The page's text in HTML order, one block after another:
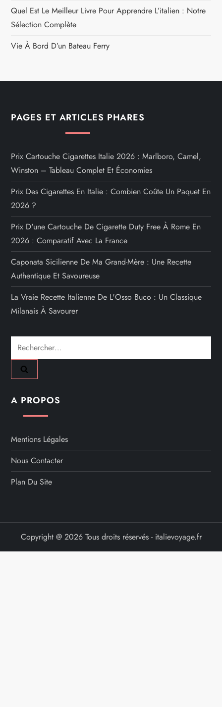
Quel Est Le Meilleur Livre Pour Apprendre L’italien : Notre
Sélection Complète
Vie À Bord D’un Bateau Ferry
PAGES ET ARTICLES PHARES
Prix Cartouche Cigarettes Italie 2026 : Marlboro, Camel,
Winston – Tableau Complet Et Économies
Prix Des Cigarettes En Italie : Combien Coûte Un Paquet En
2026 ?
Prix D'une Cartouche De Cigarette Duty Free À Rome En
2026 : Comparatif Avec La France
Caponata Sicilienne De Ma Grand-Mère : Une Recette
Authentique Et Savoureuse
La Vraie Recette Italienne De L'Osso Buco : Un Classique
Milanais À Savourer
Rechercher :
A PROPOS
Mentions Légales
Nous Contacter
Plan Du Site
Copyright @ 2026 Tous droits réservés - italievoyage.fr